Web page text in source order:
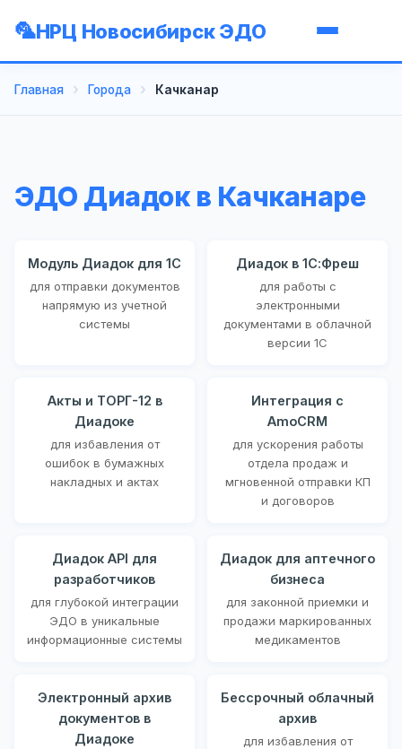
НРЦ Новосибирск ЭДО
Главная Города Качканар
ЭДО Диадок в Качканаре
Модуль Диадок для 1С
для отправки документов
напрямую из учетной
системы
Диадок в 1С:Фреш
для работы с
электронными
документами в облачной
версии 1С
Акты и ТОРГ-12 в
Диадоке
для избавления от
ошибок в бумажных
накладных и актах
Интеграция с
AmoCRM
для ускорения работы
отдела продаж и
мгновенной отправки КП
и договоров
Диадок API для
разработчиков
для глубокой интеграции
ЭДО в уникальные
информационные системы
Диадок для аптечного
бизнеса
для законной приемки и
продажи маркированных
медикаментов
Электронный архив
документов в
Диадоке
Бессрочный облачный
архив
для избавления от